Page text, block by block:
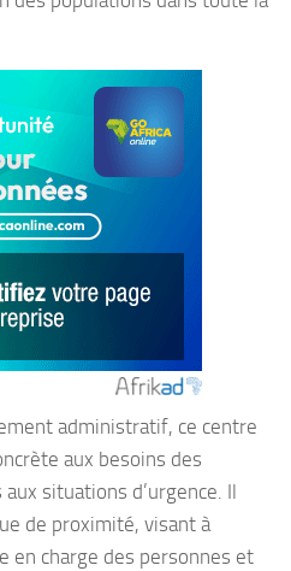
administratif, ce centre
aux besoins des
situations d’urgence. Il
de proximité, visant à
en charge des personnes et